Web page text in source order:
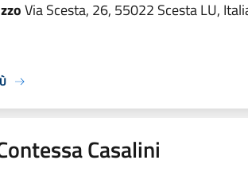
Via Scesta, 26, 55022 Scesta LU,
Casalini